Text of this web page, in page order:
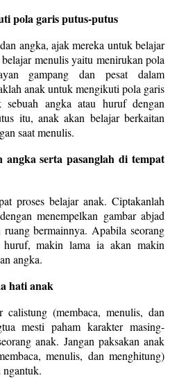
pola garis putus-putus
angka, ajak mereka untuk belajar
menulis yaitu menirukan pola
gampang dan pesat dalam
anak untuk mengikuti pola garis
sebuah angka atau huruf dengan
itu, anak akan belajar berkaitan
saat menulis.
serta pasanglah di tempat
proses belajar anak. Ciptakanlah
menempelkan gambar abjad
bermainnya. Apabila seorang
makin lama ia akan makin
angka.
hati anak
(membaca, menulis, dan
mesti paham karakter masing-
anak. Jangan paksakan anak
menulis, dan menghitung)
ngantuk.